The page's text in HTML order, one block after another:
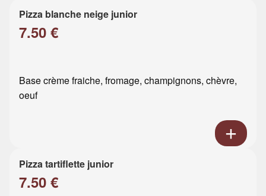
Pizza blanche neige junior
7.50 €
Base crème fraiche, fromage, champignons, chèvre,
oeuf
Pizza tartiflette junior
7.50 €